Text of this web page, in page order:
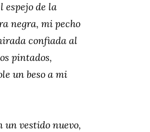
espejo de la
negra, mi pecho
confiada al
pintados,
un beso a mi
vestido nuevo,